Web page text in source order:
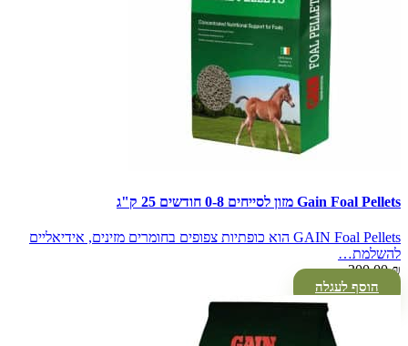
Gain Foal Pellets מזון לסייחים 0-8 חודשים 25 ק"ג
GAIN Foal Pellets הוא כופתיות צפופים בחומרים מזינים, אידיאליים
להשלמת…
300.00₪
הוסף לעגלה